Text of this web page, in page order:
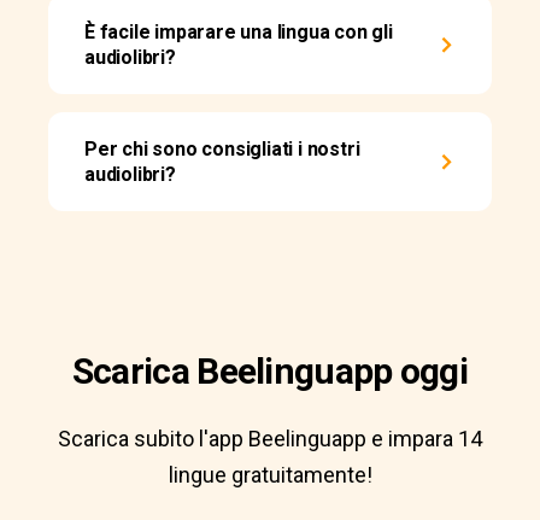
È facile imparare una lingua con gli
audiolibri?
Per chi sono consigliati i nostri
audiolibri?
Scarica Beelinguapp oggi
Scarica subito l'app Beelinguapp e impara 14
lingue gratuitamente!